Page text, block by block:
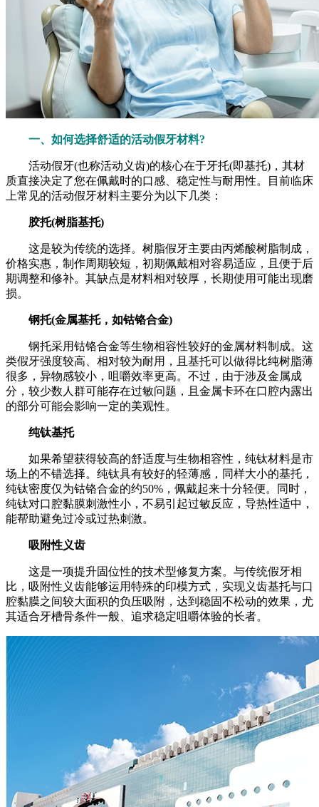
一、如何选择舒适的活动假牙材料?
活动假牙(也称活动义齿)的核心在于牙托(即基托)，其材
质直接决定了您在佩戴时的口感、稳定性与耐用性。目前临床
上常见的活动假牙材料主要分为以下几类：
胶托(树脂基托)
这是较为传统的选择。树脂假牙主要由丙烯酸树脂制成，
价格实惠，制作周期较短，初期佩戴相对容易适应，且便于后
期调整和修补。其缺点是材料相对较厚，长期使用可能出现磨
损。
钢托(金属基托，如钴铬合金)
钢托采用钴铬合金等生物相容性较好的金属材料制成。这
类假牙强度较高、相对较为耐用，且基托可以做得比纯树脂薄
很多，异物感较小，咀嚼效率更高。不过，由于涉及金属成
分，较少数人群可能存在过敏问题，且金属卡环在口腔内露出
的部分可能会影响一定的美观性。
纯钛基托
如果希望获得较高的舒适度与生物相容性，纯钛材料是市
场上的不错选择。纯钛具有较好的轻薄感，同样大小的基托，
纯钛密度仅为钴铬合金的约50%，佩戴起来十分轻便。同时，
纯钛对口腔黏膜刺激性小，不易引起过敏反应，导热性适中，
能帮助避免过冷或过热刺激。
吸附性义齿
这是一项提升固位性的技术型修复方案。与传统假牙相
比，吸附性义齿能够运用特殊的印模方式，实现义齿基托与口
腔黏膜之间较大面积的负压吸附，达到稳固不松动的效果，尤
其适合牙槽骨条件一般、追求稳定咀嚼体验的长者。